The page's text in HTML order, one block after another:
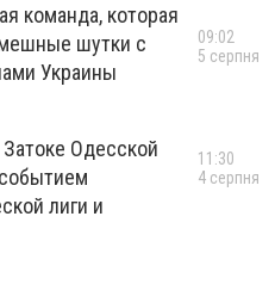
команда, которая
шутки с
Украины
Одесской
лиги и
09:02
5 серпня
11:30
4 серпня